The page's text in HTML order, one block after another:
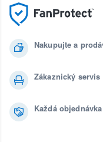
Nakupujte a
Zákaznický
Každá